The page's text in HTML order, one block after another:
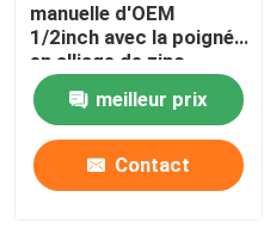
manuelle d'OEM
1/2inch avec la poignée
en alliage de zinc
meilleur prix
Contact